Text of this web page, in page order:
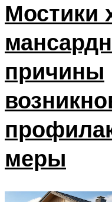
Мостики
причины
меры